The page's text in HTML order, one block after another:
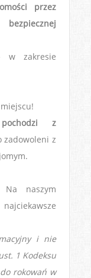
przez
w zakresie
z
zadowoleni z
Na naszym
i nie
1 Kodeksu
rokowań w